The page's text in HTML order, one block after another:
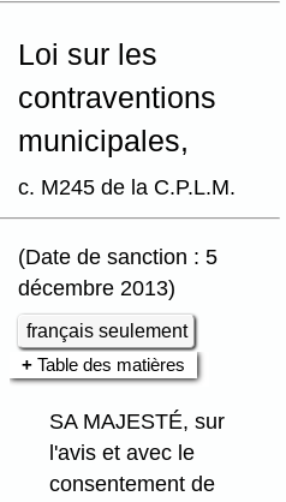
Loi sur les
contraventions
municipales,
c. M245 de la C.P.L.M.
(Date de sanction : 5
décembre 2013)
français seulement
Table des matières
SA MAJESTÉ, sur
l'avis et avec le
consentement de